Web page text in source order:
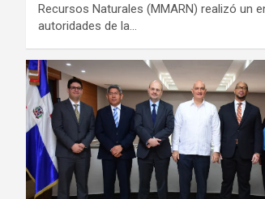
Recursos Naturales (MMARN) realizó un
autoridades de la…